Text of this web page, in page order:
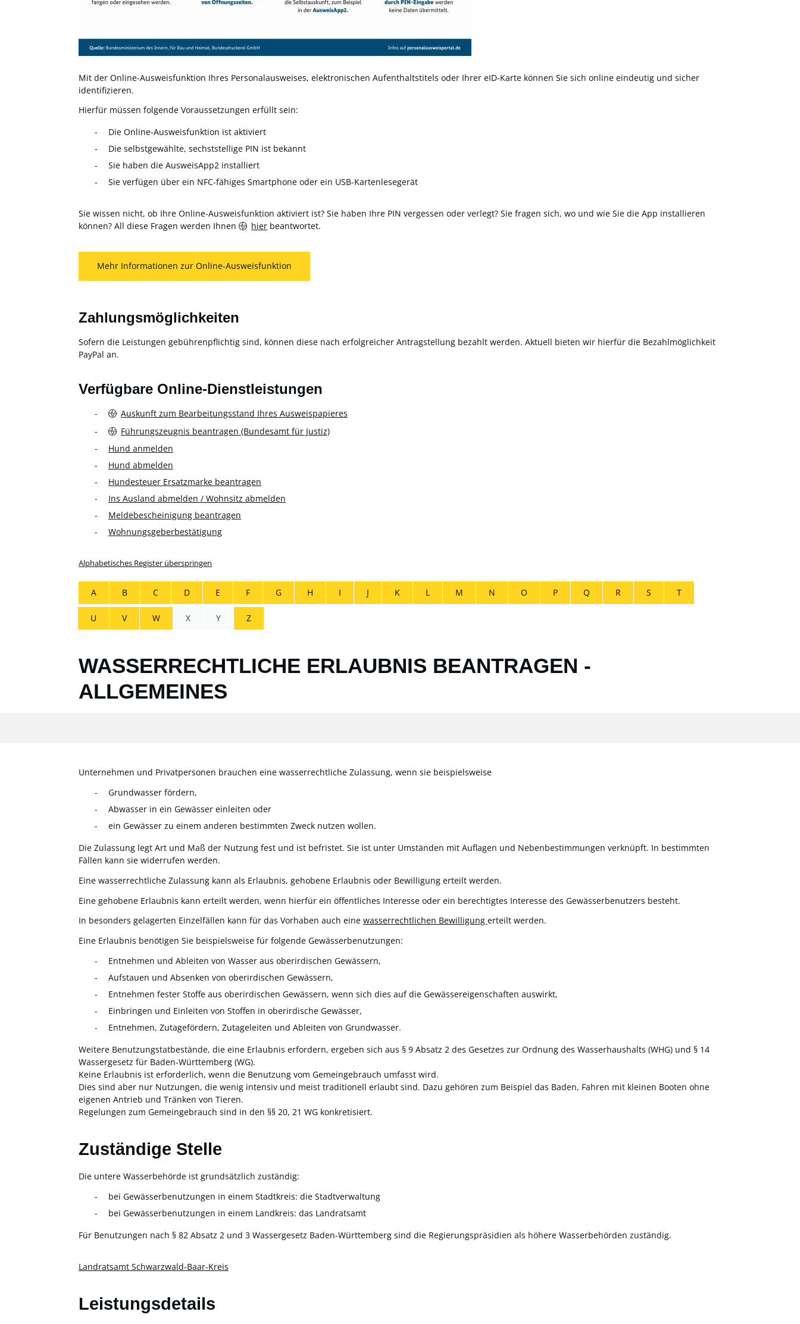
Mit der Online-Ausweisfunktion Ihres Personalausweises, elektronischen Aufenthaltstitels oder Ihrer eID-Karte können Sie sich online eindeutig und sicher
identifizieren.
Hierfür müssen folgende Voraussetzungen erfüllt sein:
Die Online-Ausweisfunktion ist aktiviert
Die selbstgewählte, sechststellige PIN ist bekannt
Sie haben die AusweisApp2 installiert
Sie verfügen über ein NFC-fähiges Smartphone oder ein USB-Kartenlesegerät
Sie wissen nicht, ob Ihre Online-Ausweisfunktion aktiviert ist? Sie haben Ihre PIN vergessen oder verlegt? Sie fragen sich, wo und wie Sie die App installieren
können? All diese Fragen werden Ihnen
hier beantwortet.
Mehr Informationen zur Online-Ausweisfunktion
Zahlungsmöglichkeiten
Sofern die Leistungen gebührenpflichtig sind, können diese nach erfolgreicher Antragstellung bezahlt werden. Aktuell bieten wir hierfür die Bezahlmöglichkeit
PayPal an.
Verfügbare Online-Dienstleistungen
Auskunft zum Bearbeitungsstand Ihres Ausweispapieres
Führungszeugnis beantragen (Bundesamt für Justiz)
Hund anmelden
Hund abmelden
Hundesteuer Ersatzmarke beantragen
Ins Ausland abmelden / Wohnsitz abmelden
Meldebescheinigung beantragen
Wohnungsgeberbestätigung
Alphabetisches Register überspringen
A B C D E F G H I J K L M N O P Q R S T
U V W X Y Z
WASSERRECHTLICHE ERLAUBNIS BEANTRAGEN -
ALLGEMEINES
Unternehmen und Privatpersonen brauchen eine wasserrechtliche Zulassung, wenn sie beispielsweise
Grundwasser fördern,
Abwasser in ein Gewässer einleiten oder
ein Gewässer zu einem anderen bestimmten Zweck nutzen wollen.
Die Zulassung legt Art und Maß der Nutzung fest und ist befristet. Sie ist unter Umständen mit Auflagen und Nebenbestimmungen verknüpft. In bestimmten
Fällen kann sie widerrufen werden.
Eine wasserrechtliche Zulassung kann als Erlaubnis, gehobene Erlaubnis oder Bewilligung erteilt werden.
Eine gehobene Erlaubnis kann erteilt werden, wenn hierfür ein öffentliches Interesse oder ein berechtigtes Interesse des Gewässerbenutzers besteht.
In besonders gelagerten Einzelfällen kann für das Vorhaben auch eine wasserrechtlichen Bewilligung erteilt werden.
Eine Erlaubnis benötigen Sie beispielsweise für folgende Gewässerbenutzungen:
Entnehmen und Ableiten von Wasser aus oberirdischen Gewässern,
Aufstauen und Absenken von oberirdischen Gewässern,
Entnehmen fester Stoffe aus oberirdischen Gewässern, wenn sich dies auf die Gewässereigenschaften auswirkt,
Einbringen und Einleiten von Stoffen in oberirdische Gewässer,
Entnehmen, Zutagefördern, Zutageleiten und Ableiten von Grundwasser.
Weitere Benutzungstatbestände, die eine Erlaubnis erfordern, ergeben sich aus § 9 Absatz 2 des Gesetzes zur Ordnung des Wasserhaushalts (WHG) und § 14
Wassergesetz für Baden-Württemberg (WG).
Keine Erlaubnis ist erforderlich, wenn die Benutzung vom Gemeingebrauch umfasst wird.
Dies sind aber nur Nutzungen, die wenig intensiv und meist traditionell erlaubt sind. Dazu gehören zum Beispiel das Baden, Fahren mit kleinen Booten ohne
eigenen Antrieb und Tränken von Tieren.
Regelungen zum Gemeingebrauch sind in den §§ 20, 21 WG konkretisiert.
Zuständige Stelle
Die untere Wasserbehörde ist grundsätzlich zuständig:
bei Gewässerbenutzungen in einem Stadtkreis: die Stadtverwaltung
bei Gewässerbenutzungen in einem Landkreis: das Landratsamt
Für Benutzungen nach § 82 Absatz 2 und 3 Wassergesetz Baden-Württemberg sind die Regierungspräsidien als höhere Wasserbehörden zuständig.
Landratsamt Schwarzwald-Baar-Kreis
Leistungsdetails